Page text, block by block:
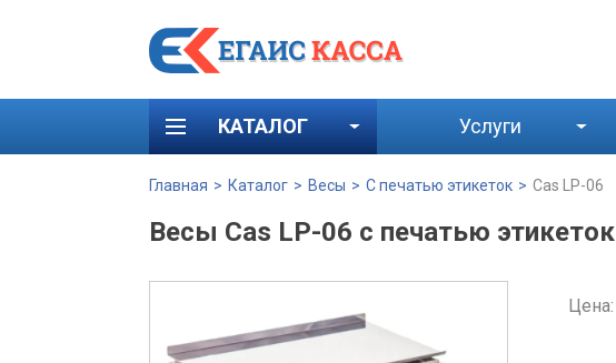
КАТАЛОГ Услуги
Главная > Каталог > Весы > С печатью этикеток > Cas LP-06
Весы Cas LP-06 с печатью этикеток
Цена: